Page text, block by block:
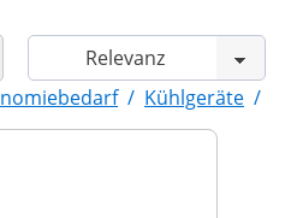
/ Kühlgeräte /